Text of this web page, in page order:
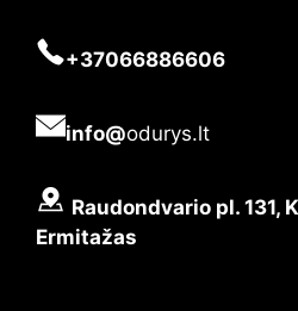
+37066886606
info@odurys.lt
Raudondvario pl. 131,
Ermitažas